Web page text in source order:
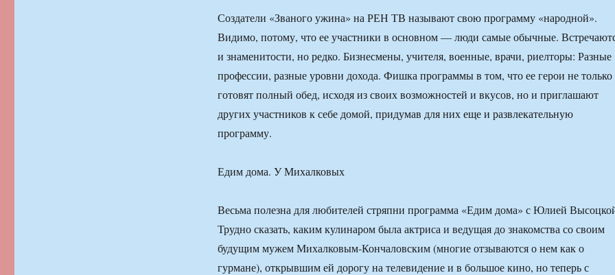
Создатели «Званого ужина» на РЕН ТВ называют свою программу «народной».
Видимо, потому, что ее участники в основном — люди самые обычные.
и знаменитости, но редко. Бизнесмены, учителя, военные, врачи, риелторы: Разные
профессии, разные уровни дохода. Фишка программы в том, что ее герои не только
готовят полный обед, исходя из своих возможностей и вкусов, но и приглашают
других участников к себе домой, придумав для них еще и развлекательную
программу.
Едим дома. У Михалковых
Весьма полезна для любителей стряпни программа «Едим дома» с Юлией
Трудно сказать, каким кулинаром была актриса и ведущая до знакомства со своим
будущим мужем Михалковым-Кончаловским (многие отзываются о нем как о
гурмане), открывшим ей дорогу на телевидение и в большое кино, но теперь с